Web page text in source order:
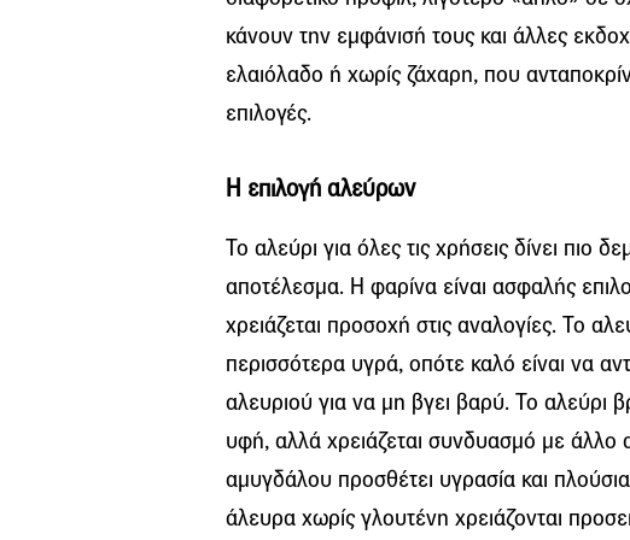
κάνουν την εμφάνισή τους και άλλες
ελαιόλαδο ή χωρίς ζάχαρη, που
επιλογές.
Η επιλογή αλεύρων
Το αλεύρι για όλες τις χρήσεις δίνει πιο
αποτέλεσμα. Η φαρίνα είναι ασφαλής
χρειάζεται προσοχή στις αναλογίες. Το
περισσότερα υγρά, οπότε καλό είναι να
αλευριού για να μη βγει βαρύ. Το αλεύρι
υφή, αλλά χρειάζεται συνδυασμό με άλλο
αμυγδάλου προσθέτει υγρασία και
άλευρα χωρίς γλουτένη χρειάζονται